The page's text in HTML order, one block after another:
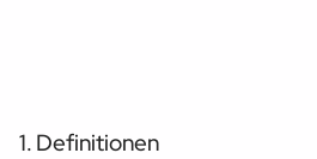
1. Definitionen